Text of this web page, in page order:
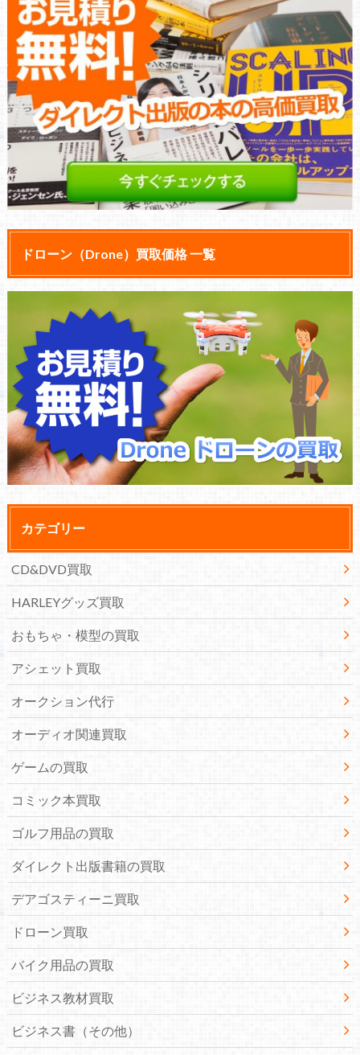
ドローン（Drone）買取価格 一覧
カテゴリー
CD&DVD買取
HARLEYグッズ買取
おもちゃ・模型の買取
アシェット買取
オークション代行
オーディオ関連買取
ゲームの買取
コミック本買取
ゴルフ用品の買取
ダイレクト出版書籍の買取
デアゴスティーニ買取
ドローン買取
バイク用品の買取
ビジネス教材買取
ビジネス書（その他）